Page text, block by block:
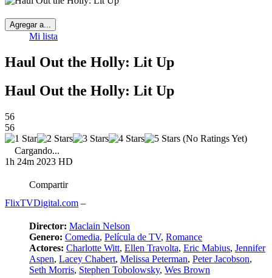
Agregar a...
Mi lista
Haul Out the Holly: Lit Up
Haul Out the Holly: Lit Up
56
56
(No Ratings Yet)
Cargando...
1h 24m 2023 HD
Compartir
FlixTVDigital.com –
Director: Maclain Nelson
Genero: Comedia, Película de TV, Romance
Actores: Charlotte Witt, Ellen Travolta, Eric Mabius, Jennifer
Aspen, Lacey Chabert, Melissa Peterman, Peter Jacobson,
Seth Morris, Stephen Tobolowsky, Wes Brown